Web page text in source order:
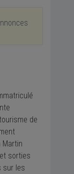
de
sorties
sur les